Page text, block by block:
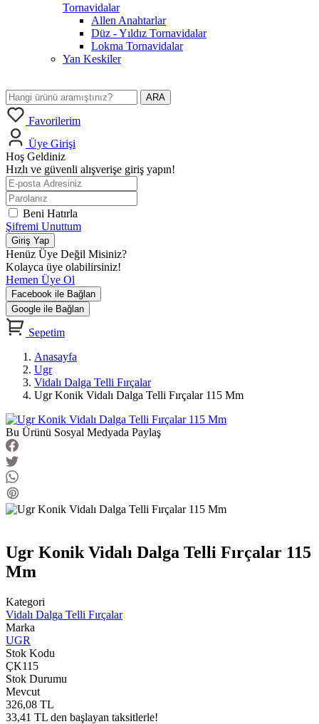
Tornavidalar
Allen Anahtarlar
Düz - Yıldız Tornavidalar
Lokma Tornavidalar
Yan Keskiler
ARA
Favorilerim
Üye Girişi
Hoş Geldiniz
Hızlı ve güvenli alışverişe giriş yapın!
Beni Hatırla
Şifremi Unuttum
Giriş Yap
Henüz Üye Değil Misiniz?
Kolayca üye olabilirsiniz!
Hemen Üye Ol
Facebook ile Bağlan
Google ile Bağlan
Sepetim
Anasayfa
Ugr
Vidalı Dalga Telli Fırçalar
Ugr Konik Vidalı Dalga Telli Fırçalar 115 Mm
Bu Ürünü Sosyal Medyada Paylaş
Ugr Konik Vidalı Dalga Telli Fırçalar 115
Mm
Kategori
Vidalı Dalga Telli Fırçalar
Marka
UGR
Stok Kodu
ÇK115
Stok Durumu
Mevcut
326,08 TL
33,41 TL den başlayan taksitlerle!